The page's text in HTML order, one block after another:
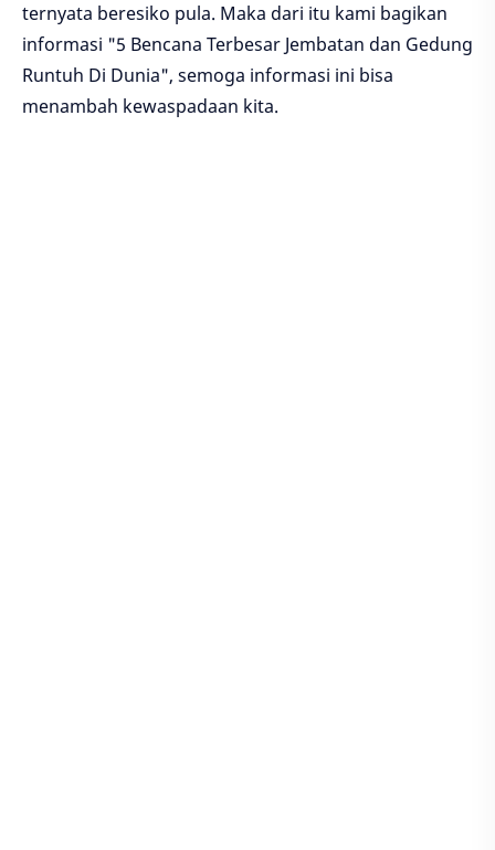
ternyata beresiko pula. Maka dari itu kami bagikan
informasi "5 Bencana Terbesar Jembatan dan Gedung
Runtuh Di Dunia", semoga informasi ini bisa
menambah kewaspadaan kita.